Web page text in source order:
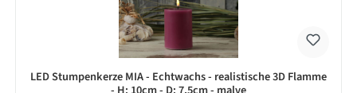
LED Stumpenkerze MIA - Echtwachs - realistische 3D Flamme